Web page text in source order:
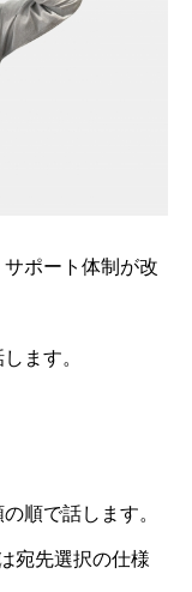
ポート体制が改
ます。
順で話します。
宛先選択の仕様